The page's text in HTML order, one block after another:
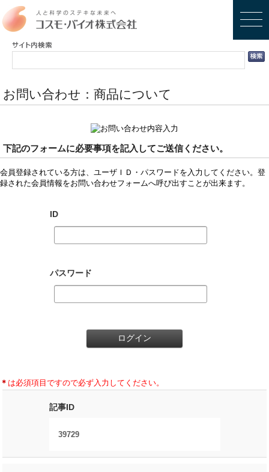
お問い合わせ：商品について
下記のフォームに必要事項を記入してご送信ください。
会員登録されている方は、ユーザＩＤ・パスワードを入力してください。登
録された会員情報をお問い合わせフォームへ呼び出すことが出来ます。
ID
パスワード
＊ は必須項目ですので必ず入力してください。
記事ID
39729